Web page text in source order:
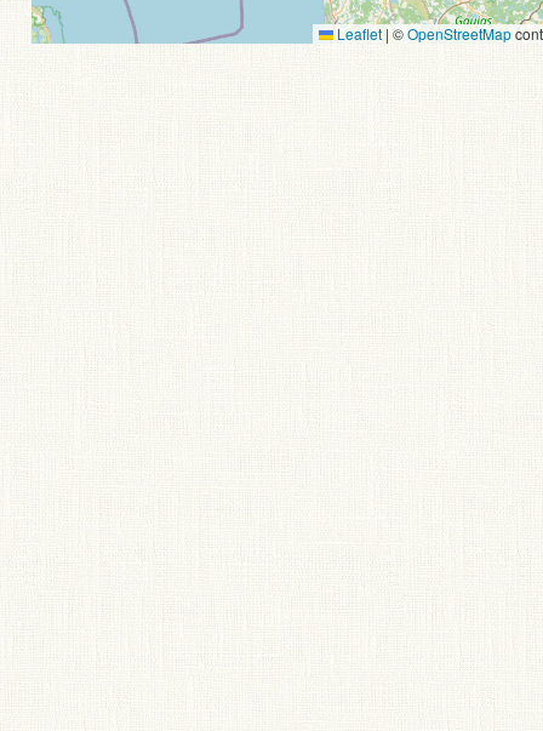
Leaflet | ©OpenStreetMap